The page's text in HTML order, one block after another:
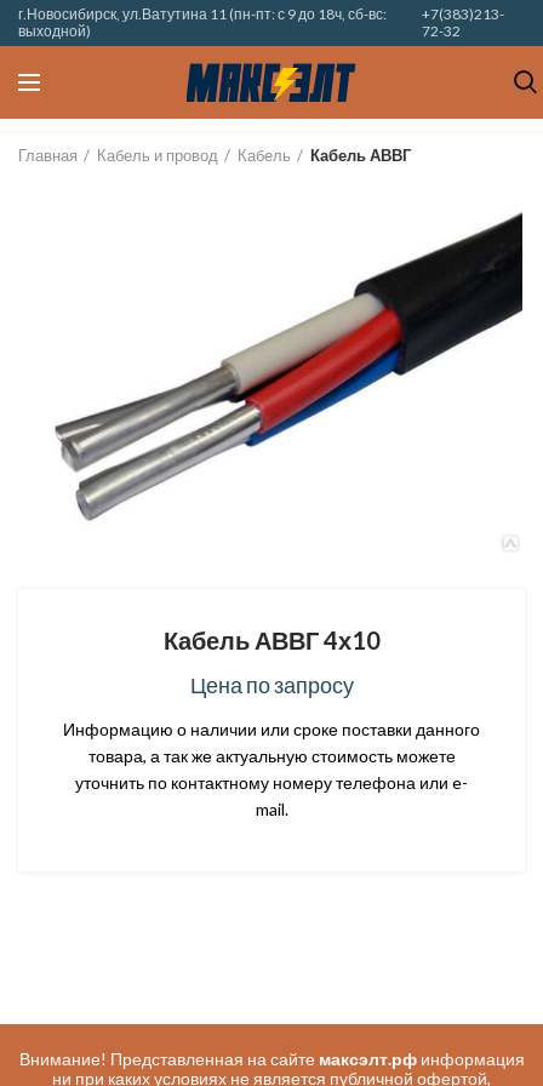
г.Новосибирск, ул.Ватутина 11 (пн-пт: с 9 до 18ч, сб-вс:
выходной)
+7(383)213-
72-32
Главная Кабель и провод Кабель Кабель АВВГ
Кабель АВВГ 4х10
Цена по запросу
Информацию о наличии или сроке поставки данного
товара, а так же актуальную стоимость можете
уточнить по контактному номеру телефона или e-
mail.
Внимание! Представленная на сайте максэлт.рфинформация
ни при каких условиях не является публичной офертой,